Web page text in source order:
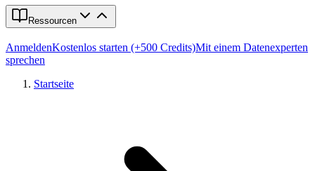
Ressourcen
AnmeldenKostenlos starten (+500 Credits)Mit einem Datenexperten
sprechen
Startseite